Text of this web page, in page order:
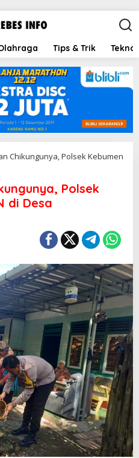
Tips & Trik
Chikungunya, Polsek Kebumen
Polsek
di Desa